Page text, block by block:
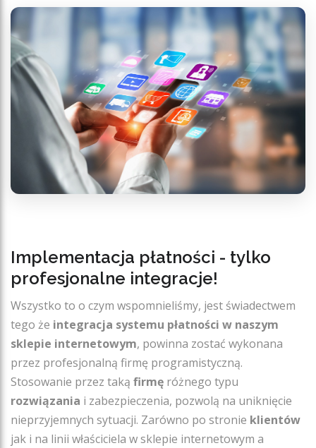
Implementacja płatności - tylko
profesjonalne integracje!
Wszystko to o czym wspomnieliśmy, jest świadectwem
tego że integracja systemu płatności w naszym
sklepie internetowym, powinna zostać wykonana
przez profesjonalną firmę programistyczną.
Stosowanie przez taką firmę różnego typu
rozwiązania i zabezpieczenia, pozwolą na uniknięcie
nieprzyjemnych sytuacji. Zarówno po stronie klientów
jak i na linii właściciela w sklepie internetowym a